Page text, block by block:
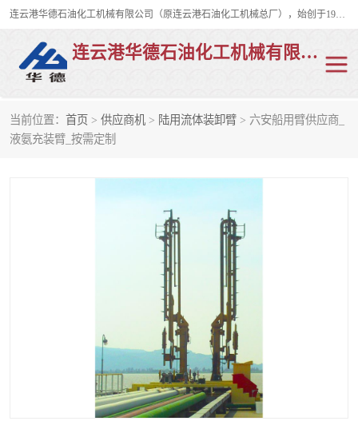
连云港华德石油化工机械有限公司（原连云港石油化工机械总厂），始创于1982年，是从事码头船用流体装卸臂、陆用流体装卸臂（鹤管）、活动梯、钢构平台、定量装车系统等全系列流体装卸设备的设计、制造、销售以及服务的专业供应商。
连云港华德石油化工机械有限公司
当前位置： 首页 > 供应商机 > 陆用流体装卸臂 > 六安船用臂供应商_
液氨充装臂_按需定制
陆用流体装卸臂
液氯鹤管
活动梯
卸车鹤管
输油臂
紧急脱离干式接头 火车鹤管
顶部鹤管
低温鹤管